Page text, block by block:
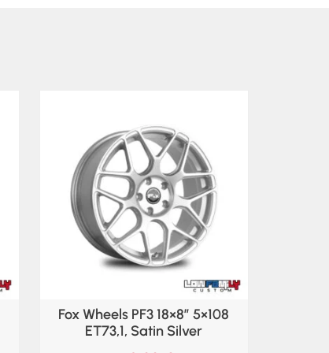
Fox Wheels PF3 18×8″ 5×108
ET73,1, Satin Silver